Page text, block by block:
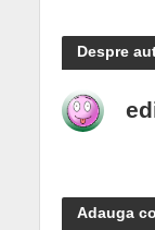
Despre
Adauga